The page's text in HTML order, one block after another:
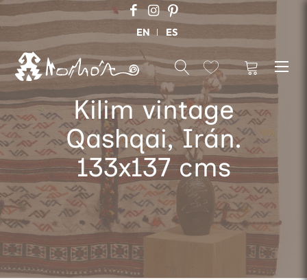
EN ES
Kilim vintage
Qashqai, Irán.
133x137 cms